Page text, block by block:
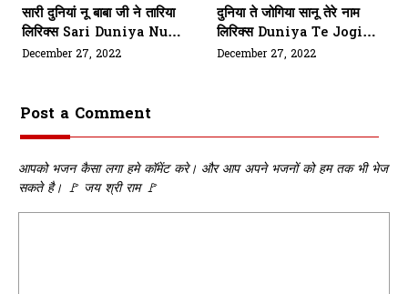
सारी दुनियां नू बाबा जी ने तारिया
लिरिक्स Sari Duniya Nu
Baba Ji Ne Tareya
December 27, 2022
दुनिया ते जोगिया सानू तेरे नाम
लिरिक्स Duniya Te Jogiya
Sanu Tere Naam Naal
December 27, 2022
Post a Comment
आपको भजन कैसा लगा हमे कॉमेंट करे। और आप अपने भजनों को हम तक भी भेज
सकते है। 🚩 जय श्री राम 🚩